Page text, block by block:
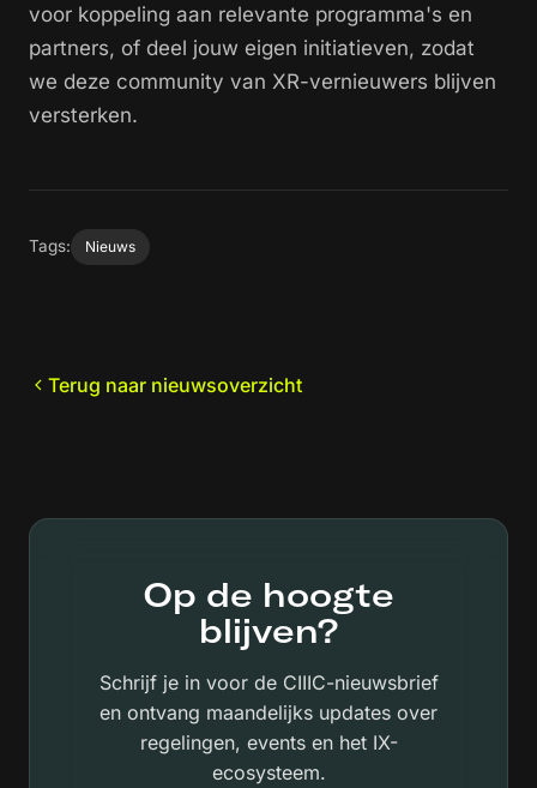
voor koppeling aan relevante programma's en
partners, of deel jouw eigen initiatieven, zodat
we deze community van XR-vernieuwers blijven
versterken.
Tags: Nieuws
Terug naar nieuwsoverzicht
Op de hoogte
blijven?
Schrijf je in voor de CIIIC-nieuwsbrief
en ontvang maandelijks updates over
regelingen, events en het IX-
ecosysteem.